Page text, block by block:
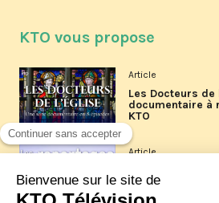
KTO vous propose
Article
Les Docteurs
documentaire à
KTO
Article
Les reportages